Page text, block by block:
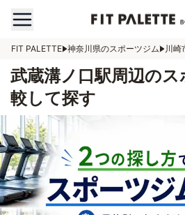
FIT PALETTE 神奈川県のスポーツジム 川崎
武蔵溝ノ口駅周辺の
較して探す